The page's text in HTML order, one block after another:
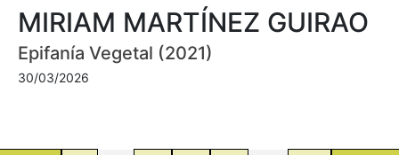
MIRIAM MARTÍNEZ GUIRAO
Epifanía Vegetal (2021)
30/03/2026